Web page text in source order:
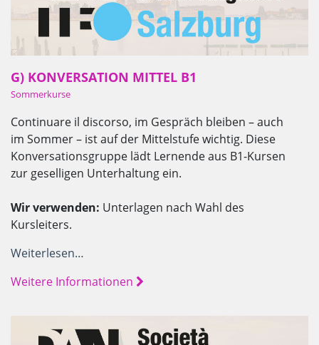
G) KONVERSATION MITTEL B1
Sommerkurse
Continuare il discorso, im Gespräch bleiben – auch
im Sommer – ist auf der Mittelstufe wichtig. Diese
Konversationsgruppe lädt Lernende aus B1-Kursen
zur geselligen Unterhaltung ein.
Wir verwenden: Unterlagen nach Wahl des
Kursleiters.
Weiterlesen…
Weitere Informationen